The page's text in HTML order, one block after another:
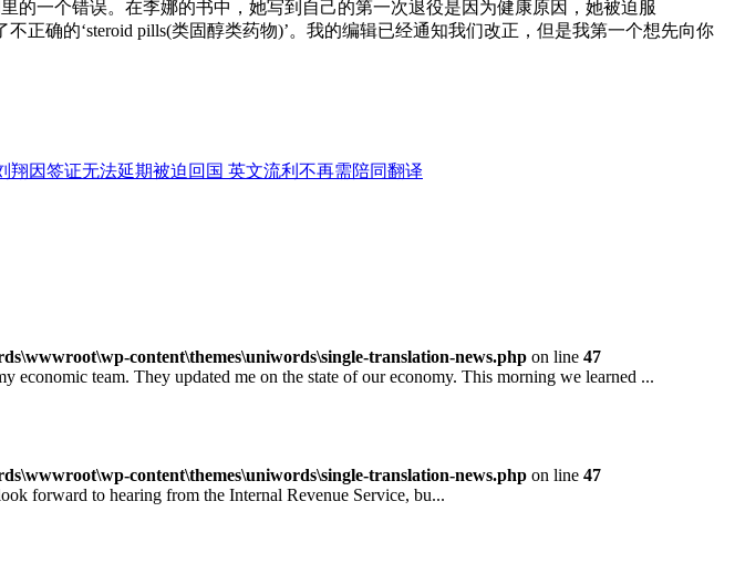
的一个错误。在李娜的书中，她写到自己的第一次退役是因为健康原因，她被迫服
正确的‘steroid pills(类固醇类药物)’。我的编辑已经通知我们改正，但是我第一个想先向你
翔因签证无法延期被迫回国 英文流利不再需陪同翻译
content\themes\uniwords\single-translation-news.php on line 47
team. They updated me on the state of our economy. This morning we learned ...
content\themes\uniwords\single-translation-news.php on line 47
forward to hearing from the Internal Revenue Service, bu...